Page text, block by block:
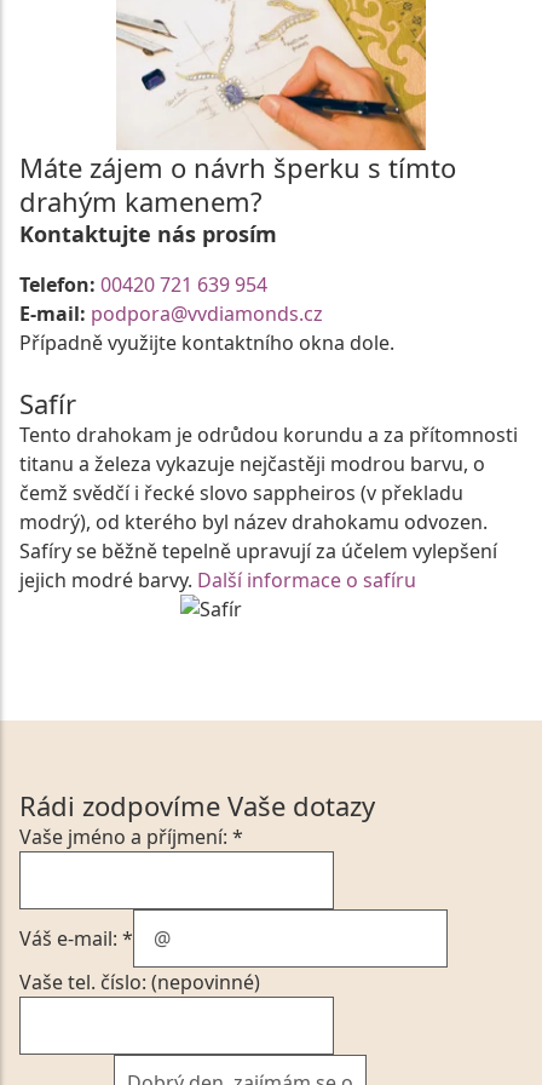
Máte zájem o návrh šperku s tímto
drahým kamenem?
Kontaktujte nás prosím
Telefon: 00420 721 639 954
E-mail: podpora@vvdiamonds.cz
Případně využijte kontaktního okna dole.
Safír
Tento drahokam je odrůdou korundu a za přítomnosti
titanu a železa vykazuje nejčastěji modrou barvu, o
čemž svědčí i řecké slovo sappheiros (v překladu
modrý), od kterého byl název drahokamu odvozen.
Safíry se běžně tepelně upravují za účelem vylepšení
jejich modré barvy. Další informace o safíru
Rádi zodpovíme Vaše dotazy
Vaše jméno a příjmení: *
Váš e-mail: *
Vaše tel. číslo: (nepovinné)